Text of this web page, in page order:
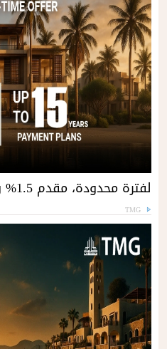
لفترة محدودة، مقدم 1.5% وتقسيط حتى 15 سنة
TMG